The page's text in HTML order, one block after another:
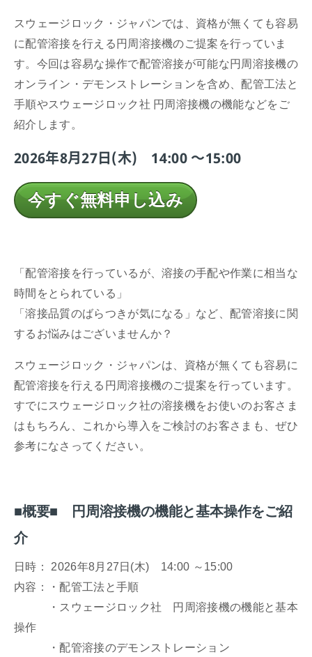
スウェージロック・ジャパンでは、資格が無くても容易
に配管溶接を行える円周溶接機のご提案を行っていま
す。今回は容易な操作で配管溶接が可能な円周溶接機の
オンライン・デモンストレーションを含め、配管工法と
手順やスウェージロック社 円周溶接機の機能などをご
紹介します。
2026年8月27日(木) 14:00 ～15:00
今すぐ無料申し込み
「配管溶接を行っているが、溶接の手配や作業に相当な
時間をとられている」
「溶接品質のばらつきが気になる」など、配管溶接に関
するお悩みはございませんか？
スウェージロック・ジャパンは、資格が無くても容易に
配管溶接を行える円周溶接機のご提案を行っています。
すでにスウェージロック社の溶接機をお使いのお客さま
はもちろん、これから導入をご検討のお客さまも、ぜひ
参考になさってください。
■概要■
円周溶接機の機能と基本操作をご紹
介
日時： 2026年8月27日(木) 14:00 ～15:00
内容：
・配管工法と手順
・スウェージロック社 円周溶接機の機能と基本
操作
・配管溶接のデモンストレーション